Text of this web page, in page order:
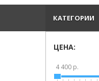
КАТЕГОРИИ
ЦЕНА:
4 400 р.